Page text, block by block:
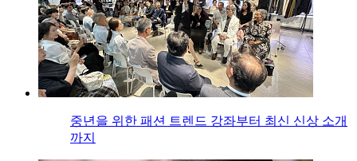
중년을 위한 패션 트렌드 강좌부터 최신 신상 소개
까지